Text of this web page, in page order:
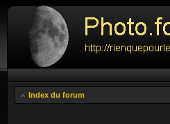
Index du forum